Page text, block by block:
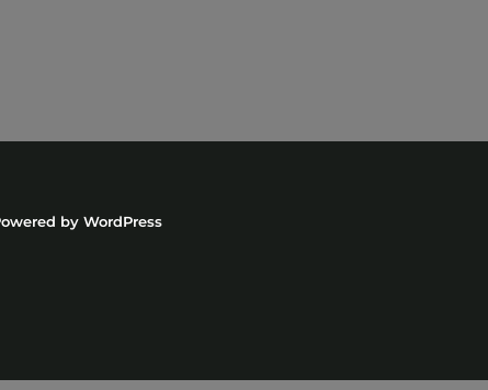
by WordPress